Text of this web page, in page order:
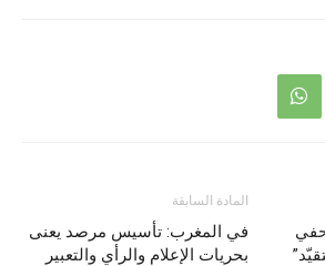
المادة السابقة
في المغرب: تأسيس مرصد يعنى
بحريات الإعلام والرأي والتعبير